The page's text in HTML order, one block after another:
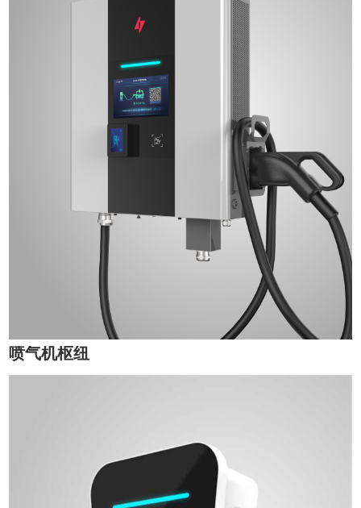
喷气机枢纽